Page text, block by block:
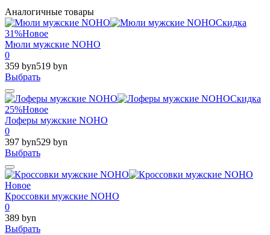
Аналогичные товары
Скидка
31%Новое
Мюли мужские NOHO
0
359 byn519 byn
Выбрать
Скидка
25%Новое
Лоферы мужские NOHO
0
397 byn529 byn
Выбрать
Новое
Кроссовки мужские NOHO
0
389 byn
Выбрать